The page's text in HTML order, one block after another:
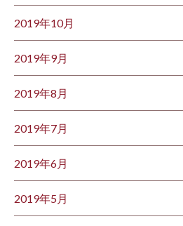
2019年10月
2019年9月
2019年8月
2019年7月
2019年6月
2019年5月